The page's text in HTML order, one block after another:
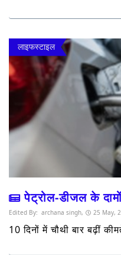
लाइफस्टाइल
पेट्रोल-डीजल के
Edited By: archana singh, 25 May,
10 दिनों में चौथी बार बढ़ीं